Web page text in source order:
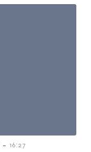
- 16:27